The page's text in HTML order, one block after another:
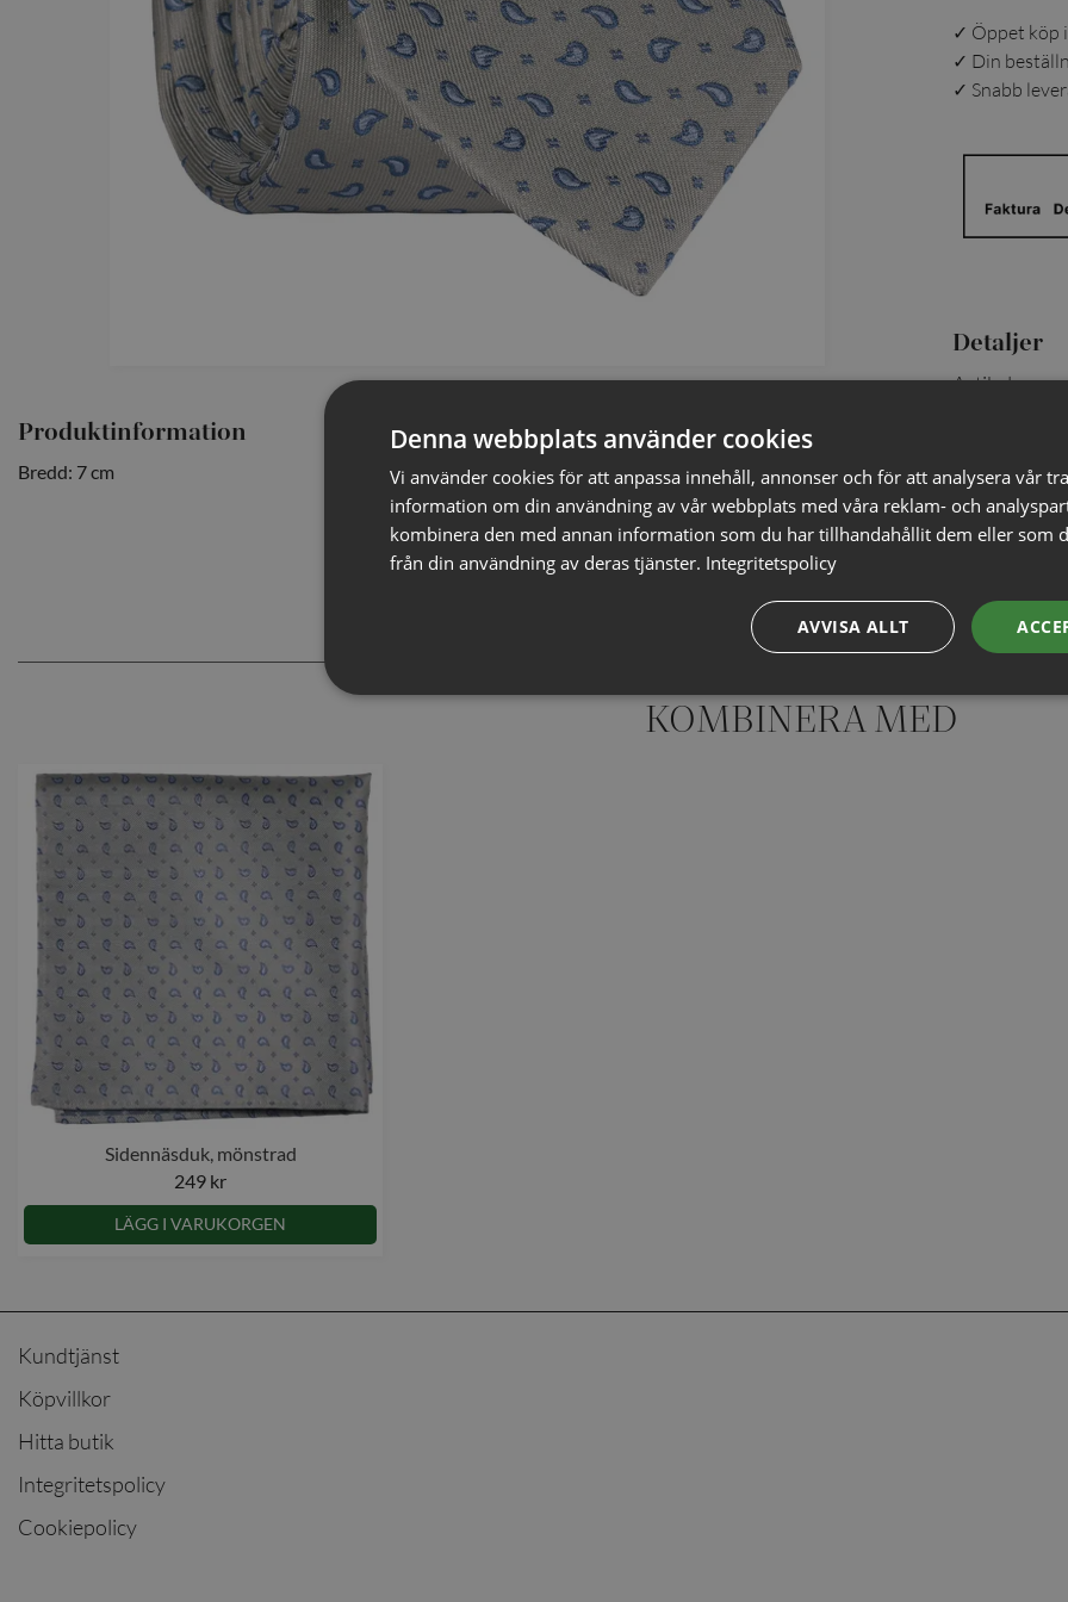
Produktinformation
Bredd: 7 cm
✓ Öppet köp
✓ Din
✓ Snabb
Detaljer
Färg:
KOMBINERA MED
Sidennäsduk, mönstrad
249 kr
LÄGG I VARUKORGEN
Kundtjänst
Köpvillkor
Hitta butik
Integritetspolicy
Cookiepolicy
Denna webbplats använder cookies
Vi använder cookies för att anpassa innehåll, annonser och för att analysera vår
information om din användning av vår webbplats med våra reklam- och
kombinera den med annan information som du har tillhandahållit dem eller som
från din användning av deras tjänster. Integritetspolicy
AVVISA ALLT